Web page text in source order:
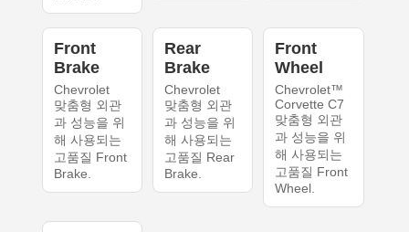
Front
Brake
Chevrolet
맞춤형 외관
과 성능을 위
해 사용되는
고품질 Front
Brake.
Rear
Brake
Chevrolet
맞춤형 외관
과 성능을 위
해 사용되는
고품질 Rear
Brake.
Front
Wheel
Chevrolet™
Corvette C7
맞춤형 외관
과 성능을 위
해 사용되는
고품질 Front
Wheel.